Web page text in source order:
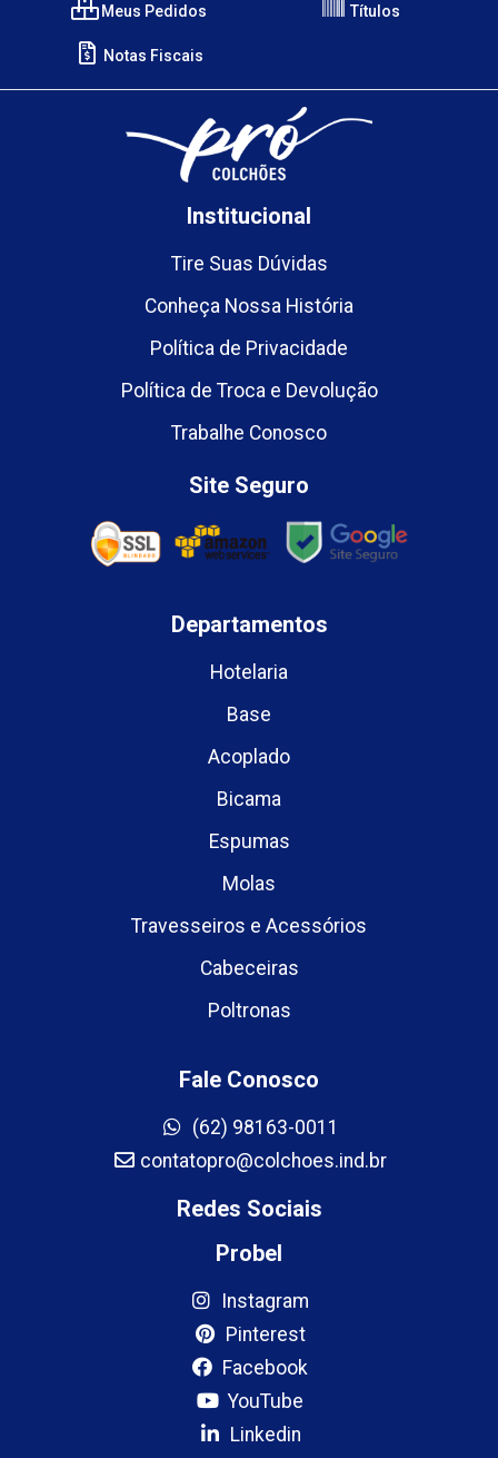
Meus Pedidos Títulos
Notas Fiscais
Institucional
Tire Suas Dúvidas
Conheça Nossa História
Política de Privacidade
Política de Troca e Devolução
Trabalhe Conosco
Site Seguro
Departamentos
Hotelaria
Base
Acoplado
Bicama
Espumas
Molas
Travesseiros e Acessórios
Cabeceiras
Poltronas
Fale Conosco
(62) 98163-0011
contatopro@colchoes.ind.br
Redes Sociais
Probel
Instagram
Pinterest
Facebook
YouTube
Linkedin